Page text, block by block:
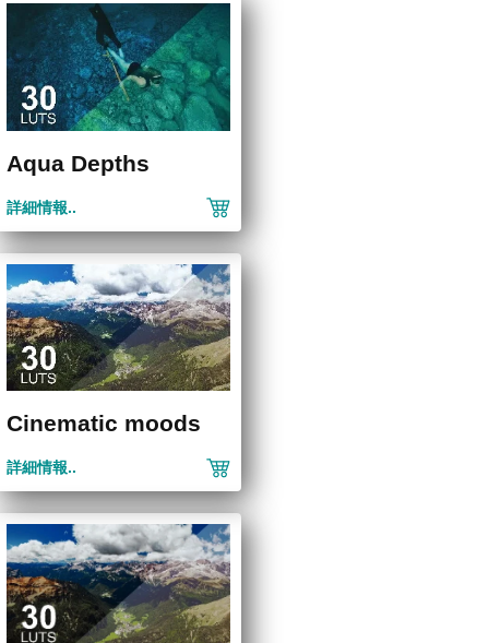
Aqua Depths
詳細情報..
Cinematic moods
詳細情報..